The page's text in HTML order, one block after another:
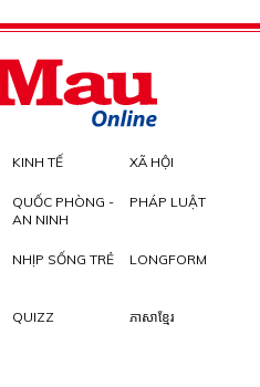
KINH TẾ XÃ HỘI
QUỐC PHÒNG -
AN NINH
PHÁP LUẬT
NHỊP SỐNG TRẺ LONGFORM
QUIZZ ភាសាខ្មែរ